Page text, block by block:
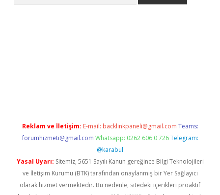
Reklam ve İletişim: E-mail: backlinkpaneli@gmail.com Teams:
forumhizmeti@gmail.com Whatsapp: 0262 606 0 726 Telegram:
@karabul
Yasal Uyarı: Sitemiz, 5651 Sayılı Kanun gereğince Bilgi Teknolojileri
ve İletişim Kurumu (BTK) tarafından onaylanmış bir Yer Sağlayıcı
olarak hizmet vermektedir. Bu nedenle, sitedeki içerikleri proaktif